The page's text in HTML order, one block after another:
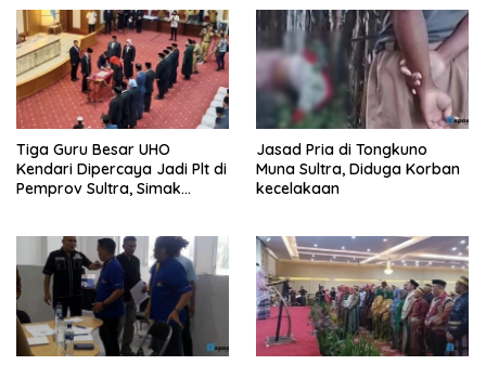
Tiga Guru Besar UHO
Kendari Dipercaya Jadi Plt di
Pemprov Sultra, Simak
Jasad Pria di Tongkuno
Muna Sultra, Diduga Korban
kecelakaan